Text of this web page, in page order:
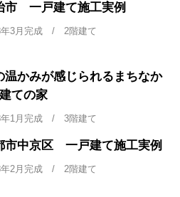
市 一戸建て施工実例
年3月完成 / 2階建て
温かみが感じられるまちなか
ての家
年1月完成 / 3階建て
市中京区 一戸建て施工実例
年2月完成 / 2階建て